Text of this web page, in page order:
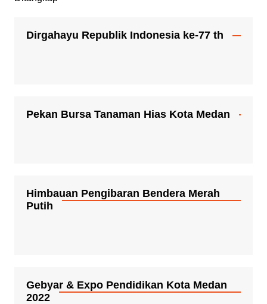
Dirgahayu Republik Indonesia ke-77 th
Pekan Bursa Tanaman Hias Kota Medan
Himbauan Pengibaran Bendera Merah
Putih
Gebyar & Expo Pendidikan Kota Medan
2022